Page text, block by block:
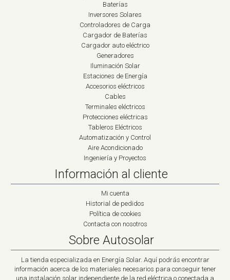
Baterías
Inversores Solares
Controladores de Carga
Cargador de Baterías
Cargador auto eléctrico
Generadores
Iluminación Solar
Estaciones de Energía
Accesorios eléctricos
Cables
Terminales eléctricos
Protecciones eléctricas
Tableros Eléctricos
Automatización y Control
Aire Acondicionado
Ingeniería y Proyectos
Información al cliente
Mi cuenta
Historial de pedidos
Política de cookies
Contacta con nosotros
Sobre Autosolar
La tienda especializada en Energía Solar. Aquí podrás encontrar
información acerca de los materiales necesarios para conseguir tener
una instalación solar independiente de la red eléctrica o conectada a